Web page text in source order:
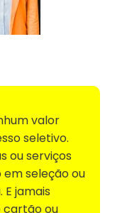
valor
seletivo.
ou serviços
seleção ou
jamais
cartão ou